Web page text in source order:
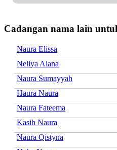
Cadangan nama lain
Naura Elissa
Neliya Alana
Naura Sumayyah
Haura Naura
Naura Fateema
Kasih Naura
Naura Qistyna